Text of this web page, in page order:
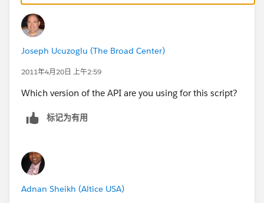
Joseph Ucuzoglu (The Broad Center)
2011年4月20日 上午2:59
Which version of the API are you using for this script?
标记为有用
Adnan Sheikh (Altice USA)